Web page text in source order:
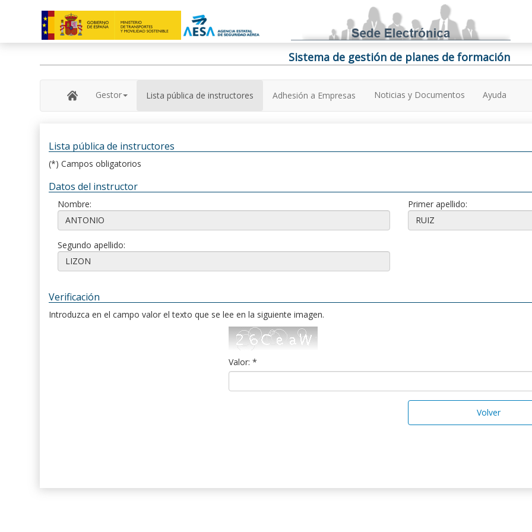
Sistema de gestión de planes de formación
Gestor Lista pública de instructores Adhesión a Empresas Noticias y Documentos Ayuda
Lista pública de instructores
(*) Campos obligatorios
Datos del instructor
Nombre: Primer apellido:
Segundo apellido:
Verificación
Introduzca en el campo valor el texto que se lee en la siguiente imagen.
Valor: *
Volver